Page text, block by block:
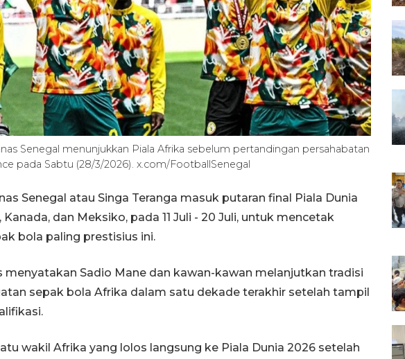
Senegal menunjukkan Piala Afrika sebelum pertandingan persahabatan
pada Sabtu (28/3/2026). x.com/FootballSenegal
Senegal atau Singa Teranga masuk putaran final Piala Dunia
dan Meksiko, pada 11 Juli - 20 Juli, untuk mencetak
bola paling prestisius ini.
menyatakan Sadio Mane dan kawan-kawan melanjutkan tradisi
sepak bola Afrika dalam satu dekade terakhir setelah tampil
wakil Afrika yang lolos langsung ke Piala Dunia 2026 setelah